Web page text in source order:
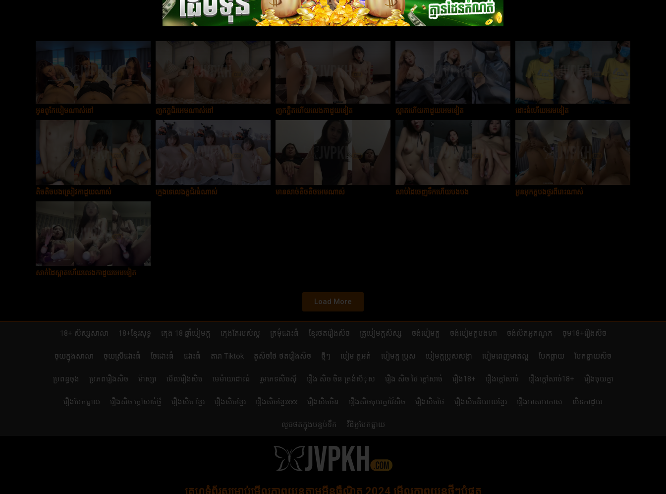
អូនពូកែបៀមណាស់ពៅ ញុកក្ដជ័រអេមណាស់ពៅ ញុកក្ដិតហើយលេងកាដួយទៀត ស្អាតហើយកាដួយអេមទៀត ដោះធំហើយអរមទៀត
តិចតិចបងស្រៀវកាដួយណាស់ ក្មេងទេលេងក្ដជ័រធំណាស់ មានសាច់តិចតិចអេមណាស់ សាប់ដៃចេញទឹកហើយបងបង អូនអុកក្ដបងថ្ងូរពីរោះណាស់
សាក់ដៃស្អាតហើយលេងកាដួយអេមទៀត
Load More
18+ សិស្សសាលា 18+ខ្មែរសុទ្ធ ក្មេង 18 ឆ្នាំបៀមក្ដ ក្មេងតែរបស់ល្អ ក្រមុំដោះធំ ខ្មែរថតរឿងសិច គ្រូបៀមក្ដសិស្ស ចង់បៀមក្ដ ចង់បៀមក្តបងហា ចង់លិតអូកណូក ចុម18+រឿងសិច
ចុយក្នុងសាលា ចុយស្រីដោះធំ ចែដោះធំ ដោះធំ តារា Tiktok តួសិចថៃ ថតរឿងសិច ថ្មីៗ បៀម ក្ដអត់ បៀមក្ដ ប្រុស បៀមក្តប្រុសសង្ហា បៀមពេញមាត់ល្អ បែកធ្លាយ បែកធ្លាយសិច
ប្រពន្ធចុង ប្រភពរឿងសិច ម៉ាស្សា មើលរឿងសិច មេម៉ាយដោះធំ រួមភេទសិចស៊ី រឿង សិច ចិន ត្រង់សីុស រឿង សិច ថៃ ក្តៅសាច់ រឿង18+ រឿងក្ដៅសាច់ រឿងក្ដៅសាច់18+ រឿងចុយគ្នា
រឿងបែកធ្លាយ រឿងសិច ក្តៅសាច់ថ្មី រឿងសិច ខ្មែរ រឿងសិចខ្មែរ រឿងសិចខ្មែរxxx រឿងសិចចិន រឿងសិចចុយគ្នាវ៉ៃសិច រឿងសិចថៃ រឿងសិចនិយាយខ្មែរ រឿងអាសអាភាស លិទកាដួយ
លួចថតក្នុងបន្ទប់ទឹក វីដីអូបែកធ្លាយ
គេហទំព័រសម្រាប់មើលភាពយន្តតាមអ៊ីនធឺណិត 2024 មើលភាពយន្តថ្មីៗបំផុត